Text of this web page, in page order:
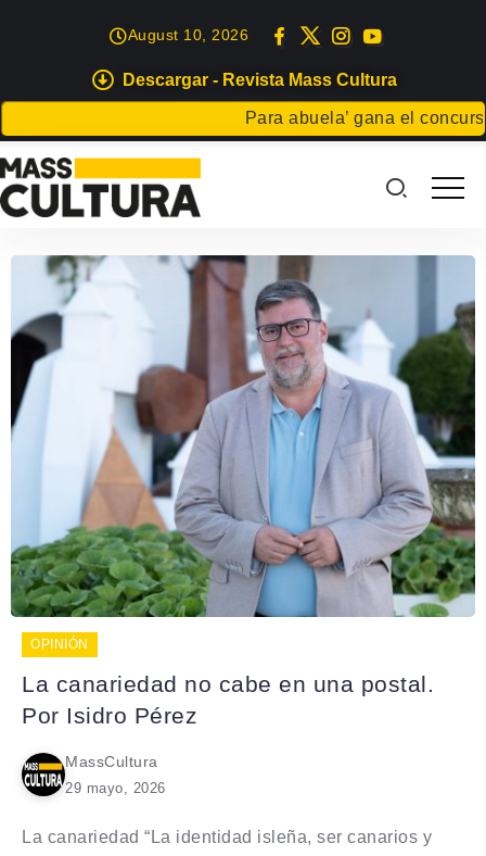
Descargar - Revista Mass Cultura
Para abuela’ gana el concurso
August 10, 2026
OPINIÓN
La canariedad no cabe en una postal.
Por Isidro Pérez
MassCultura
29 mayo, 2026
La canariedad “La identidad isleña, ser canarios y